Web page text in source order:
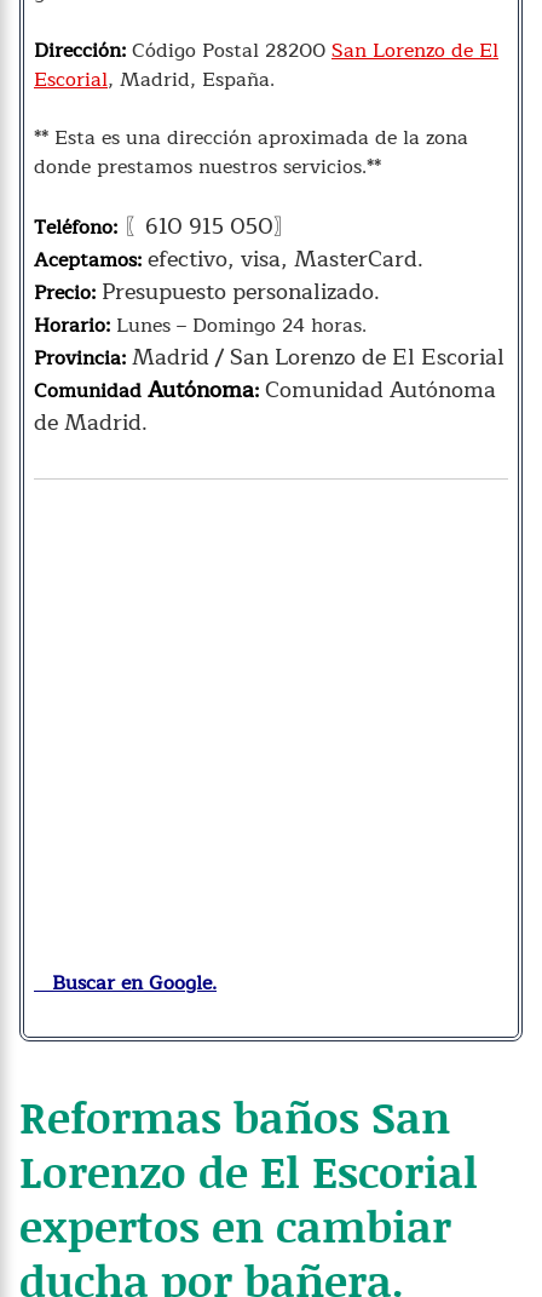
Dirección:Código Postal 28200San Lorenzo de El
Escorial, Madrid, España.
** Esta es una dirección aproximada de la zona
donde prestamos nuestros servicios.**
Teléfono: 〖610 915 050〗
Aceptamos:efectivo, visa, MasterCard.
Precio: Presupuesto personalizado.
Horario: Lunes – Domingo 24 horas.
Provincia:Madrid / San Lorenzo de El Escorial
ComunidadAutónoma:Comunidad Autónoma
de Madrid.
Buscar en Google.
Reformas baños San
Lorenzo de El Escorial
expertos en cambiar
ducha por bañera.